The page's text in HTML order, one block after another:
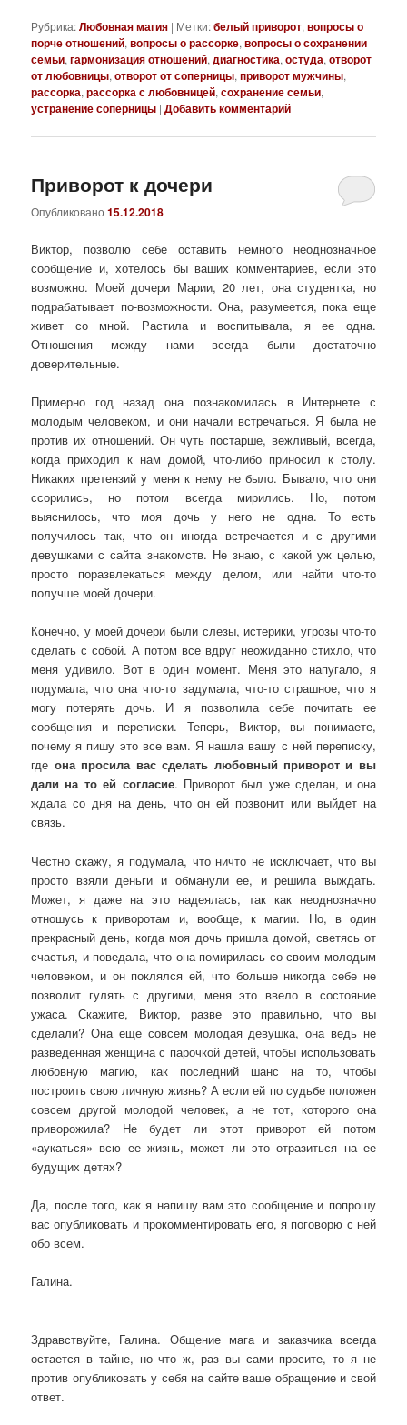
Рубрика:Любовная магия | Метки:белый приворот,вопросы о
порче отношений,вопросы о рассорке,вопросы о сохранении
семьи,гармонизация отношений,диагностика,остуда,отворот
от любовницы,отворот от соперницы,приворот мужчины,
рассорка,рассорка с любовницей,сохранение семьи,
устранение соперницы |Добавить комментарий
Приворот к дочери
Опубликовано15.12.2018
Виктор, позволю себе оставить немного неоднозначное
сообщение и, хотелось бы ваших комментариев, если это
возможно. Моей дочери Марии, 20 лет, она студентка, но
подрабатывает по-возможности. Она, разумеется, пока еще
живет со мной. Растила и воспитывала, я ее одна.
Отношения между нами всегда были достаточно
доверительные.
Примерно год назад она познакомилась в Интернете с
молодым человеком, и они начали встречаться. Я была не
против их отношений. Он чуть постарше, вежливый, всегда,
когда приходил к нам домой, что-либо приносил к столу.
Никаких претензий у меня к нему не было. Бывало, что они
ссорились, но потом всегда мирились. Но, потом
выяснилось, что моя дочь у него не одна. То есть
получилось так, что он иногда встречается и с другими
девушками с сайта знакомств. Не знаю, с какой уж целью,
просто поразвлекаться между делом, или найти что-то
получше моей дочери.
Конечно, у моей дочери были слезы, истерики, угрозы что-то
сделать с собой. А потом все вдруг неожиданно стихло, что
меня удивило. Вот в один момент. Меня это напугало, я
подумала, что она что-то задумала, что-то страшное, что я
могу потерять дочь. И я позволила себе почитать ее
сообщения и переписки. Теперь, Виктор, вы понимаете,
почему я пишу это все вам. Я нашла вашу с ней переписку,
где она просила вас сделать любовный приворот и вы
дали на то ей согласие. Приворот был уже сделан, и она
ждала со дня на день, что он ей позвонит или выйдет на
связь.
Честно скажу, я подумала, что ничто не исключает, что вы
просто взяли деньги и обманули ее, и решила выждать.
Может, я даже на это надеялась, так как неоднозначно
отношусь к приворотам и, вообще, к магии. Но, в один
прекрасный день, когда моя дочь пришла домой, светясь от
счастья, и поведала, что она помирилась со своим молодым
человеком, и он поклялся ей, что больше никогда себе не
позволит гулять с другими, меня это ввело в состояние
ужаса. Скажите, Виктор, разве это правильно, что вы
сделали? Она еще совсем молодая девушка, она ведь не
разведенная женщина с парочкой детей, чтобы использовать
любовную магию, как последний шанс на то, чтобы
построить свою личную жизнь? А если ей по судьбе положен
совсем другой молодой человек, а не тот, которого она
приворожила? Не будет ли этот приворот ей потом
«аукаться» всю ее жизнь, может ли это отразиться на ее
будущих детях?
Да, после того, как я напишу вам это сообщение и попрошу
вас опубликовать и прокомментировать его, я поговорю с ней
обо всем.
Галина.
Здравствуйте, Галина. Общение мага и заказчика всегда
остается в тайне, но что ж, раз вы сами просите, то я не
против опубликовать у себя на сайте ваше обращение и свой
ответ.